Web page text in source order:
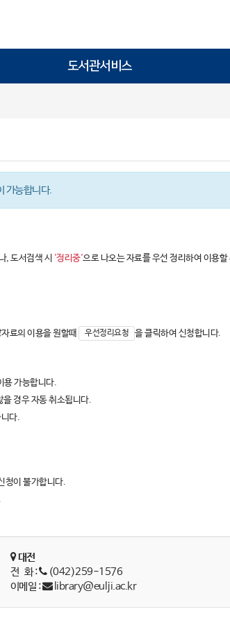
도서관서비스
가능합니다.
, 도서검색 시 '정리중'으로 나오는 자료를 우선 정리하여 이용
료의 이용을 원할때 우선정리요청 을 클릭하여 신청합니다.
용 가능합니다.
경우 자동 취소됩니다.
다.
청이 불가합니다.
대전
전 화 :
(042)259-1576
이메일 :
library@eulji.ac.kr